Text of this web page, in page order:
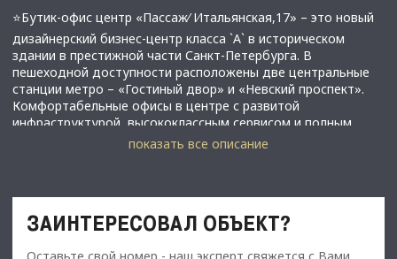
⭐️Бутик-oфис цeнтр «Пaсcaж⁄ Итальянская,17» – это новый
дизайнерский бизнес-центр класса `А` в историческом
здании в престижной части Санкт-Петербурга. В
пешеходной доступности расположены две центральные
станции метро – «Гостиный двор» и «Невский проспект».
Комфортабельные офисы в центре с развитой
инфраструктурой, высококлассным сервисом и полным
спектром услуг обеспечат эффективное ведение дел и
комфортное и эргономичное рабочее пространство.
показать все описание
ЗАИНТЕРЕСОВАЛ ОБЪЕКТ?